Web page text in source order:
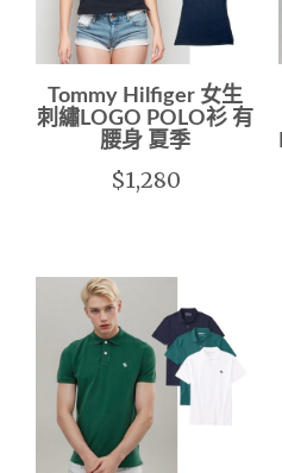
Tommy Hilfiger 女生
刺繡LOGO POLO衫 有
腰身 夏季
$1,280